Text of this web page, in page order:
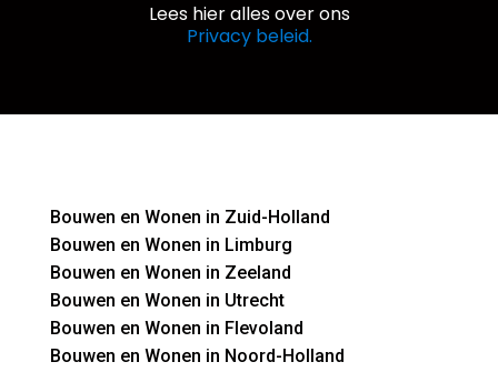
Lees hier alles over ons
Privacy beleid.
Bouwen en Wonen in Zuid-Holland
Bouwen en Wonen in Limburg
Bouwen en Wonen in Zeeland
Bouwen en Wonen in Utrecht
Bouwen en Wonen in Flevoland
Bouwen en Wonen in Noord-Holland